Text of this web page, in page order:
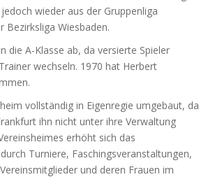
wieder aus der Gruppenliga
Bezirksliga Wiesbaden.
die A-Klasse ab, da versierte Spieler
wechseln. 1970 hat Herbert
vollständig in Eigenregie umgebaut, da
ihn nicht unter ihre Verwaltung
erhöht sich das
Turniere, Faschingsveranstaltungen,
und deren Frauen im